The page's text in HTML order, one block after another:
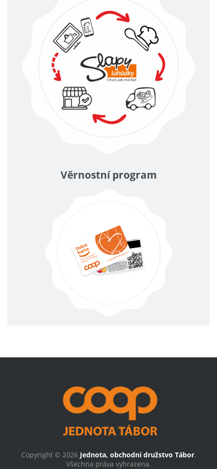
Věrnostní program
Copyright © 2026 Jednota, obchodní družstvo Tábor.
Všechna práva vyhrazena.